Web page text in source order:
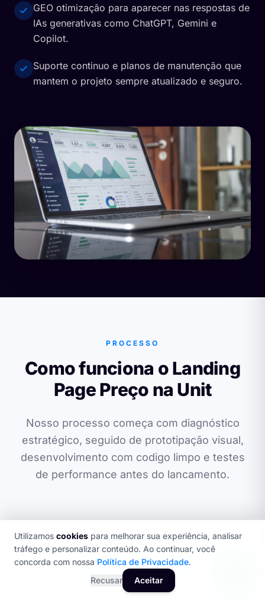
GEO otimização para aparecer nas respostas de
IAs generativas como ChatGPT, Gemini e
Copilot.
Suporte continuo e planos de manutenção que
mantem o projeto sempre atualizado e seguro.
PROCESSO
Como funciona o Landing
Page Preço na Unit
Nosso processo começa com diagnóstico
estratégico, seguido de prototipação visual,
desenvolvimento com codigo limpo e testes
de performance antes do lancamento.
SEO + GEO OTIMIZADO
Utilizamos cookies para melhorar sua experiência, analisar
tráfego e personalizar conteúdo. Ao continuar, você
concorda com nossa Política de Privacidade.
Recusar
Aceitar